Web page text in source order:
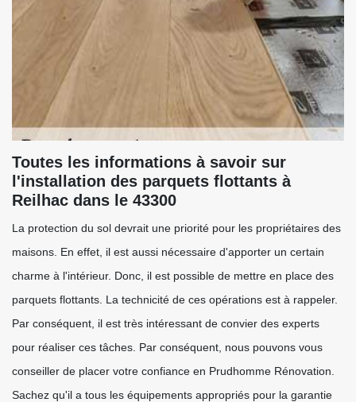
Toutes les informations à savoir sur
l'installation des parquets flottants à
Reilhac dans le 43300
La protection du sol devrait une priorité pour les propriétaires des
maisons. En effet, il est aussi nécessaire d'apporter un certain
charme à l'intérieur. Donc, il est possible de mettre en place des
parquets flottants. La technicité de ces opérations est à rappeler.
Par conséquent, il est très intéressant de convier des experts
pour réaliser ces tâches. Par conséquent, nous pouvons vous
conseiller de placer votre confiance en Prudhomme Rénovation.
Sachez qu'il a tous les équipements appropriés pour la garantie